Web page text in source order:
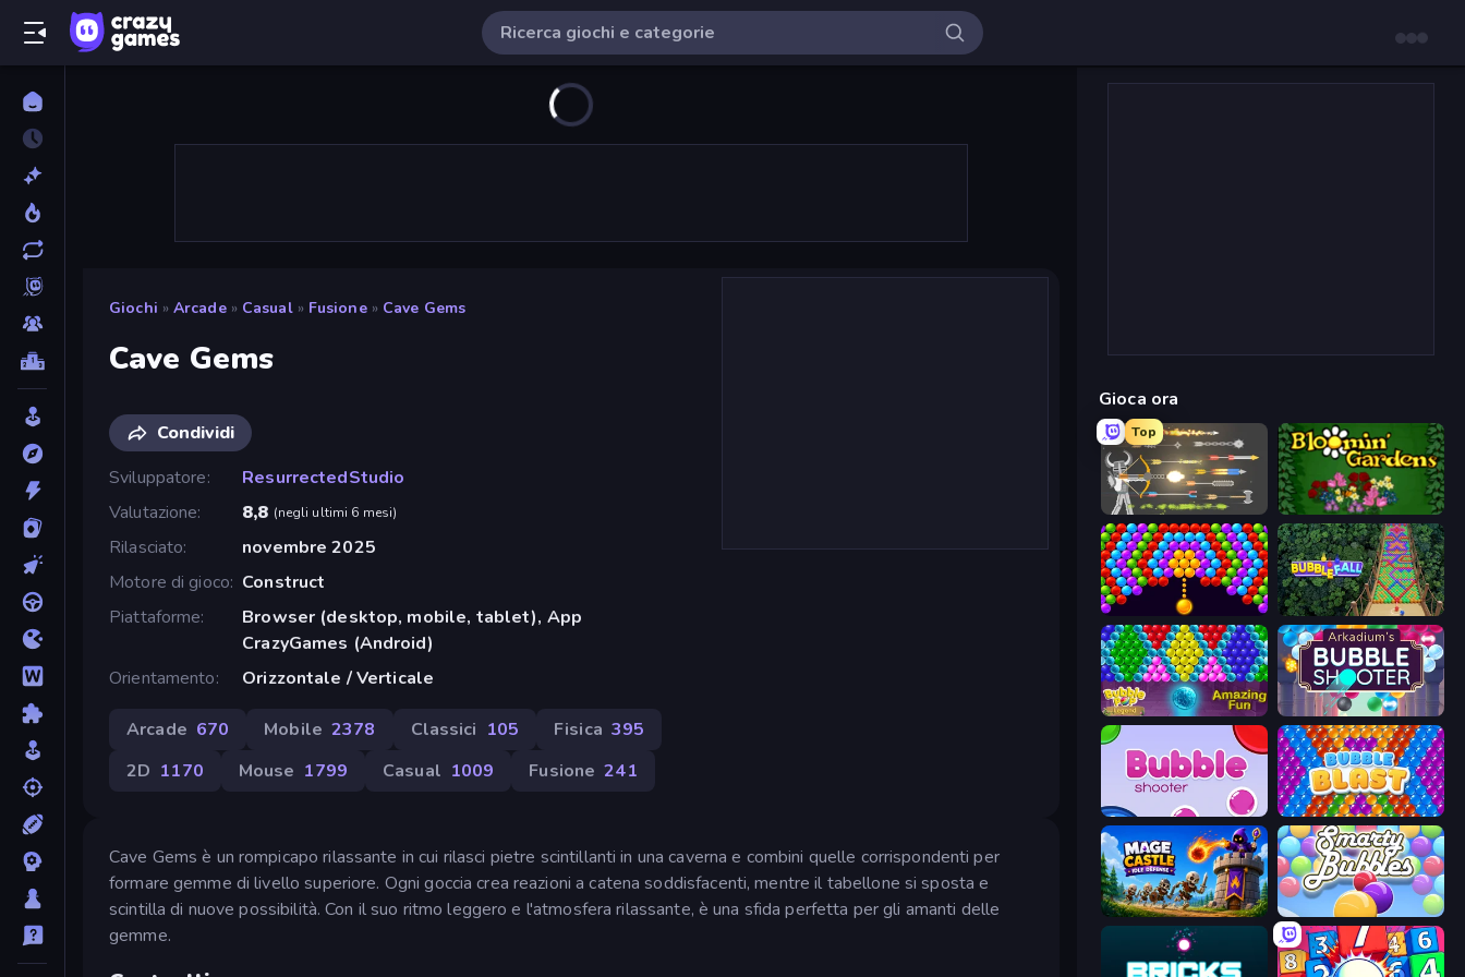
Giochi » Arcade » Casual » Fusione » Cave Gems
Cave Gems
Condividi
Sviluppatore
ResurrectedStudio
Valutazione
8,8 (negli ultimi 6 mesi)
Rilasciato
novembre 2025
Motore di gioco Construct
Piattaforme
Browser (desktop, mobile, tablet), App
CrazyGames (Android)
Orientamento
Orizzontale / Verticale
Arcade 670 Mobile 2378 Classici 105 Fisica 395
2D 1170 Mouse 1799 Casual 1009 Fusione 241
Cave Gems è un rompicapo rilassante in cui rilasci pietre scintillanti in una caverna e combini quelle corrispondenti per
formare gemme di livello superiore. Ogni goccia crea reazioni a catena soddisfacenti, mentre il tabellone si sposta e
scintilla di nuove possibilità. Con il suo ritmo leggero e l'atmosfera rilassante, è una sfida perfetta per gli amanti delle
gemme.
Gioca ora
Top
Ragdoll Archers Blooming Gardens
Bubble Story Bubble Fall
Bubble Pop Legend
Bubble Shooter Bubble Blast
Mage Castle Idle Defense Smarty Bubbles